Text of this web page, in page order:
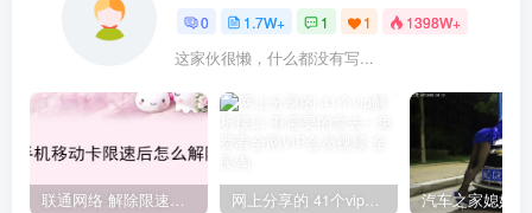
0 1.7W+ 1 1 1398W+
这家伙很懒，什么都没有写...
联通网络 解除限速方法参考！畅享、畅玩、老白干等及其它地区自测了 网上分享的 41个vip解析接口 有需要的拿去~ 免费看全网VIP会员视频